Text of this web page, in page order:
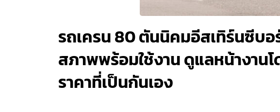
รถเครน 80 ตันนิคมอีสเทิร์นซีบ
สภาพพร้อมใช้งาน ดูแลหน้างาน
ราคาที่เป็นกันเอง